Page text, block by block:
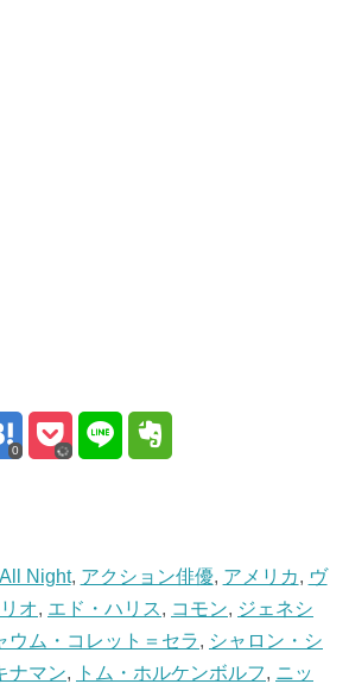
0
Night, アクション俳優, アメリカ, ヴ
オ, エド・ハリス, コモン, ジェネシ
ウム・コレット＝セラ, シャロン・シ
ナマン, トム・ホルケンボルフ, ニッ